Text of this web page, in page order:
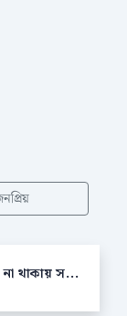
থাকায় স...